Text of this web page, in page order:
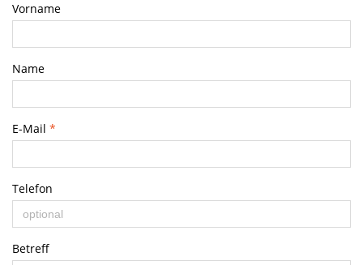
Vorname
Name
E-Mail *
Telefon
Betreff